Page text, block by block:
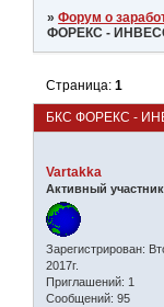
»Форум о
ФОРЕКС -
БКС ФОРЕКС -
Страница:1
Vartakka
Активный участник
Зарегистрирован:
2017г.
Приглашений: 1
Сообщений: 95